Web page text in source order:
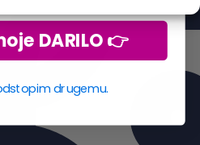
DARILO 👉
drugemu.